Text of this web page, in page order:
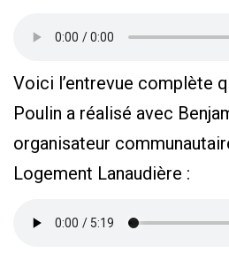
Voici l’entrevue complète
Poulin a réalisé avec
organisateur
Logement Lanaudière :